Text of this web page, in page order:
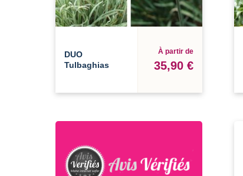
DUO
Tulbaghias
À partir de
35,90 €